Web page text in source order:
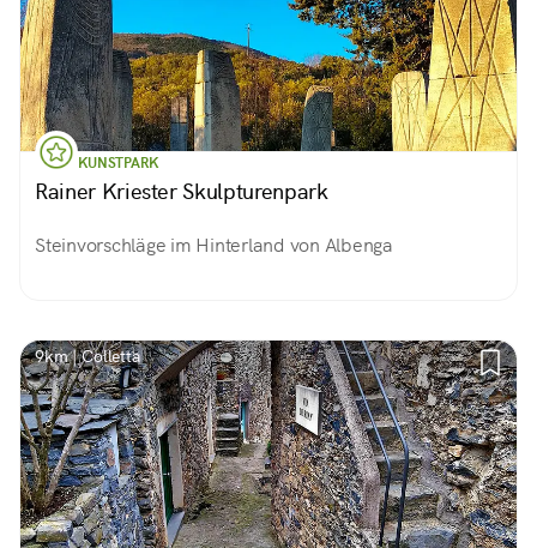
KUNSTPARK
Rainer Kriester Skulpturenpark
Steinvorschläge im Hinterland von Albenga
9km | Colletta